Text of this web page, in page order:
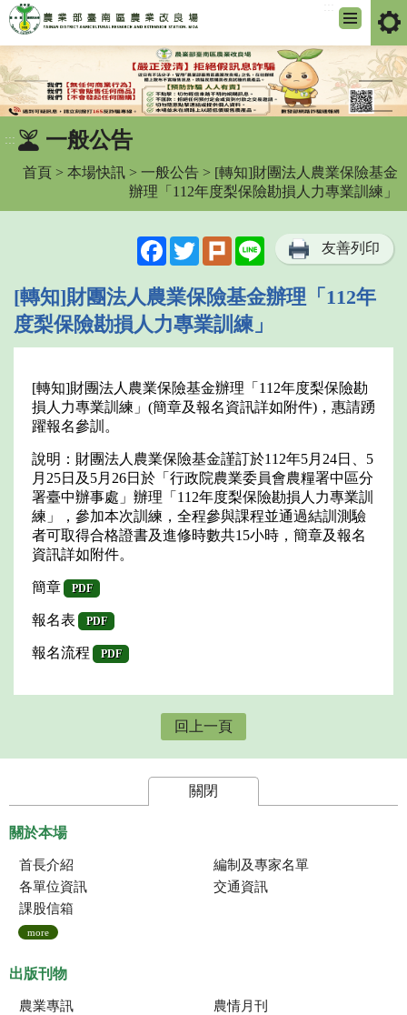
到
主
要
內
::: 一般公告
首頁 > 本場快訊 > 一般公告 > [轉知]財團法人農業保險基金
辦理「112年度梨保險勘損人力專業訓練」
FacebookTwitterPlurk Line 友善列印
[轉知]財團法人農業保險基金辦理「112年
度梨保險勘損人力專業訓練」
[轉知]財團法人農業保險基金辦理「112年度梨保險勘
損人力專業訓練」(簡章及報名資訊詳如附件)，惠請踴
躍報名參訓。
說明：財團法人農業保險基金謹訂於112年5月24日、5
月25日及5月26日於「行政院農業委員會農糧署中區分
署臺中辦事處」辦理「112年度梨保險勘損人力專業訓
練」，參加本次訓練，全程參與課程並通過結訓測驗
者可取得合格證書及進修時數共15小時，簡章及報名
資訊詳如附件。
簡章 PDF
報名表 PDF
報名流程 PDF
回上一頁
關閉
關於本場
首長介紹
編制及專家名單
各單位資訊
交通資訊
課股信箱
more
出版刊物
農業專訊
農情月刊